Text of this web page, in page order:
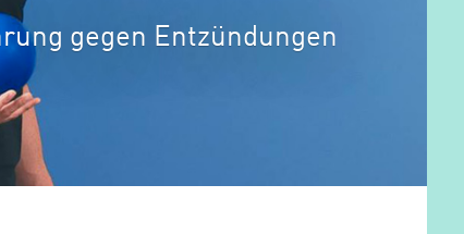
gegen Entzündungen